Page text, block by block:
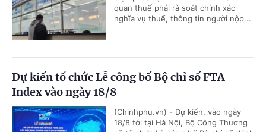
quan thuế phải rà soát chính xác
nghĩa vụ thuế, thông tin người nộp...
Dự kiến tổ chức Lễ công bố Bộ chỉ số FTA
Index vào ngày 18/8
(Chinhphu.vn) - Dự kiến, vào ngày
18/8 tới tại Hà Nội, Bộ Công Thương